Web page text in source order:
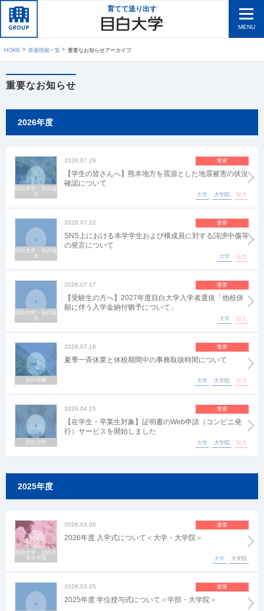
育てて送り出す
MENU
HOME 新着情報一覧 重要なお知らせアーカイブ
重要なお知らせ
2026年度
2026.07.29 重要
【学生の皆さんへ】熊本地方を震源とした地震被害の状況
確認について
大学 大学院 短大
目白大学・目白短
大
2026.07.22 重要
SNS上における本学学生および構成員に対する誹謗中傷等
の発言について
大学 短大
目白大学・目白短
大
2026.07.17 重要
【受験生の方へ】2027年度目白大学入学者選抜「他校併
願に伴う入学金納付猶予について」
大学 短大
目白大学・目白短
大
2026.07.16 重要
夏季一斉休業と休校期間中の事務取扱時間について
大学 大学院 短大
目白学園
2026.04.15 重要
【在学生・卒業生対象】証明書のWeb申請（コンビニ発
行）サービスを開始しました
大学 大学院 短大
目白大学
2025年度
2026.03.06 重要
2026年度 入学式について＜大学・大学院＞
大学 大学院
目白大学・目白大
学大学院
2026.03.05 重要
2025年度 学位授与式について＜学部・大学院＞